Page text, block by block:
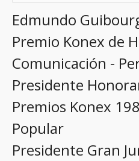
Edmundo
Premio Konex de
Comunicación -
Presidente
Premios Konex
Popular
Presidente Gran